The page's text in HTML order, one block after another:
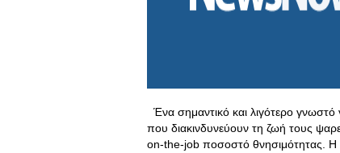
Ένα σημαντικό και λιγότερο γνωστό
που διακινδυνεύουν τη ζωή τους
on-the-job ποσοστό θνησιμότητας. Η